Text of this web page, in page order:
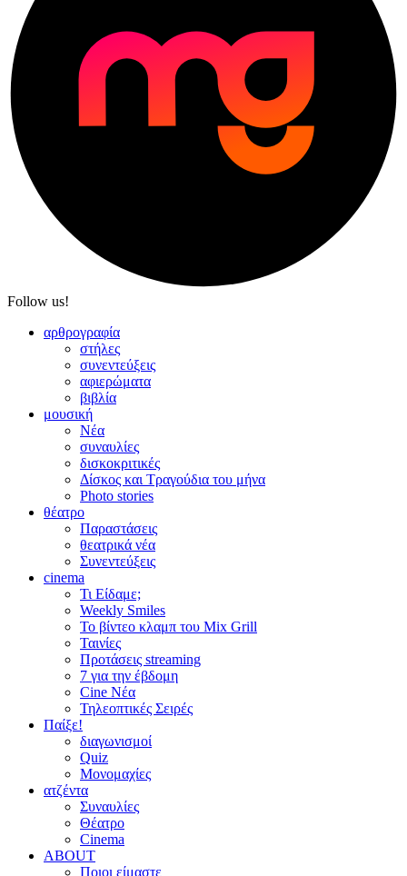
Follow us!
αρθρογραφία
στήλες
συνεντεύξεις
αφιερώματα
βιβλία
μουσική
Νέα
συναυλίες
δισκοκριτικές
Δίσκος και Τραγούδια του μήνα
Photo stories
θέατρο
Παραστάσεις
θεατρικά νέα
Συνεντεύξεις
cinema
Τι Είδαμε;
Weekly Smiles
Το βίντεο κλαμπ του Mix Grill
Ταινίες
Προτάσεις streaming
7 για την έβδομη
Cine Νέα
Τηλεοπτικές Σειρές
Παίξε!
διαγωνισμοί
Quiz
Μονομαχίες
ατζέντα
Συναυλίες
Θέατρο
Cinema
ABOUT
Ποιοι είμαστε